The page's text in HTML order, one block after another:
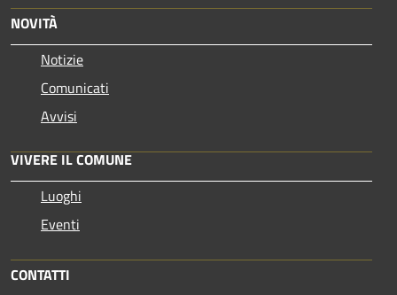
NOVITÀ
Notizie
Comunicati
Avvisi
VIVERE IL COMUNE
Luoghi
Eventi
CONTATTI